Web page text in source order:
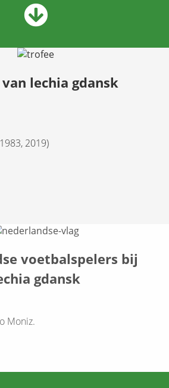
lechia gdansk
2019)
voetbalspelers bij
gdansk
Moniz.